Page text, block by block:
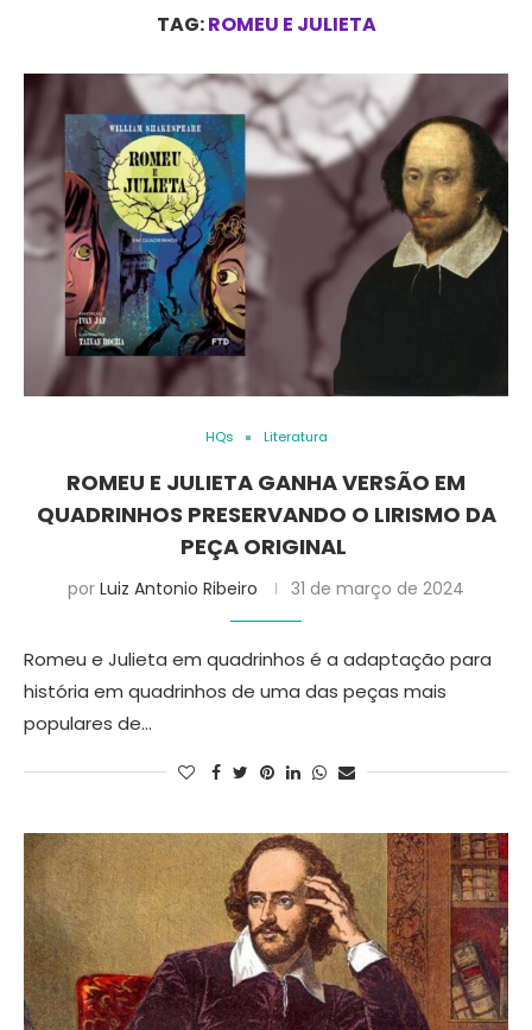
TAG:ROMEU E JULIETA
HQs Literatura
ROMEU E JULIETA GANHA VERSÃO EM
QUADRINHOS PRESERVANDO O LIRISMO DA
PEÇA ORIGINAL
por Luiz Antonio Ribeiro 31 de março de 2024
Romeu e Julieta em quadrinhos é a adaptação para
história em quadrinhos de uma das peças mais
populares de…